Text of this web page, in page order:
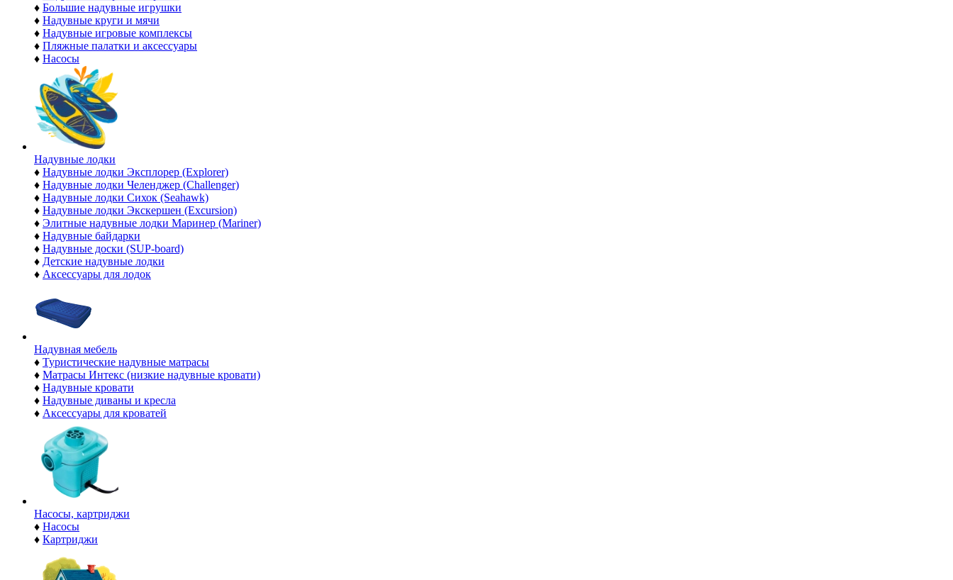
♦ Большие надувные игрушки
♦ Надувные круги и мячи
♦ Надувные игровые комплексы
♦ Пляжные палатки и аксессуары
♦ Насосы
Надувные лодки
♦ Надувные лодки Эксплорер (Explorer)
♦ Надувные лодки Челенджер (Challenger)
♦ Надувные лодки Сихок (Seahawk)
♦ Надувные лодки Экскершен (Excursion)
♦ Элитные надувные лодки Маринер (Mariner)
♦ Надувные байдарки
♦ Надувные доски (SUP-board)
♦ Детские надувные лодки
♦ Аксессуары для лодок
Надувная мебель
♦ Туристические надувные матрасы
♦ Матрасы Интекс (низкие надувные кровати)
♦ Надувные кровати
♦ Надувные диваны и кресла
♦ Аксессуары для кроватей
Насосы, картриджи
♦ Насосы
♦ Картриджи